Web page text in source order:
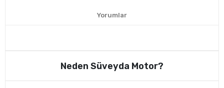
Yorumlar
Neden Süveyda Motor?